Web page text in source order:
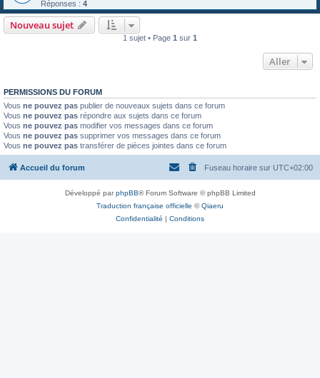
Réponses : 4
Nouveau sujet
1 sujet • Page 1 sur 1
Aller
PERMISSIONS DU FORUM
Vous ne pouvez pas publier de nouveaux sujets dans ce forum
Vous ne pouvez pas répondre aux sujets dans ce forum
Vous ne pouvez pas modifier vos messages dans ce forum
Vous ne pouvez pas supprimer vos messages dans ce forum
Vous ne pouvez pas transférer de pièces jointes dans ce forum
Accueil du forum Fuseau horaire sur UTC+02:00
Développé parphpBB® Forum Software © phpBB Limited
Traduction française officielle ©Qiaeru
Confidentialité | Conditions